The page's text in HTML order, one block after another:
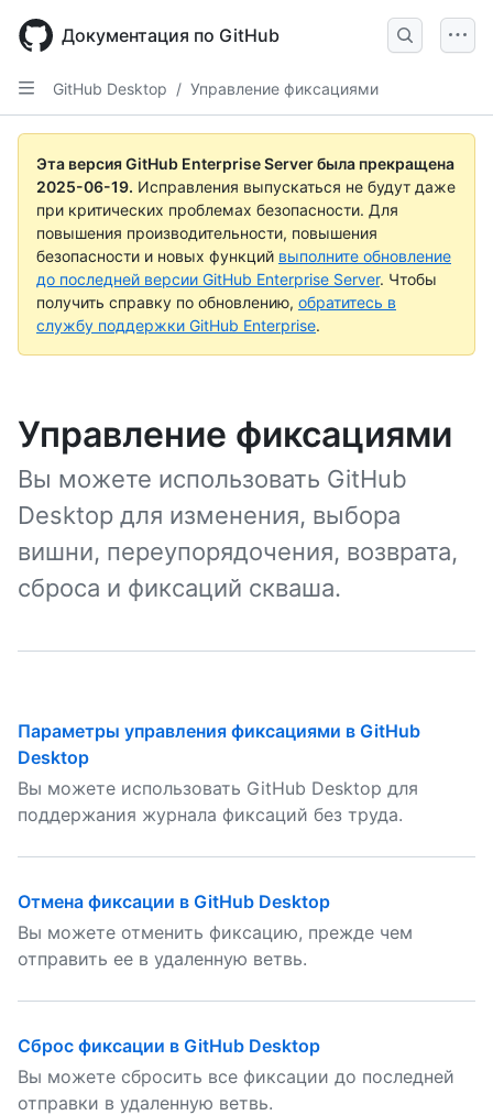
main
content
Документация по GitHub
GitHub Desktop / Управление фиксациями
Эта версия GitHub Enterprise Server была прекращена
2025-06-19. Исправления выпускаться не будут даже
при критических проблемах безопасности. Для
повышения производительности, повышения
безопасности и новых функций выполните обновление
до последней версии GitHub Enterprise Server. Чтобы
получить справку по обновлению, обратитесь в
службу поддержки GitHub Enterprise.
Управление фиксациями
Вы можете использовать GitHub
Desktop для изменения, выбора
вишни, переупорядочения, возврата,
сброса и фиксаций скваша.
Параметры управления фиксациями в GitHub
Desktop
Вы можете использовать GitHub Desktop для
поддержания журнала фиксаций без труда.
Отмена фиксации в GitHub Desktop
Вы можете отменить фиксацию, прежде чем
отправить ее в удаленную ветвь.
Сброс фиксации в GitHub Desktop
Вы можете сбросить все фиксации до последней
отправки в удаленную ветвь.